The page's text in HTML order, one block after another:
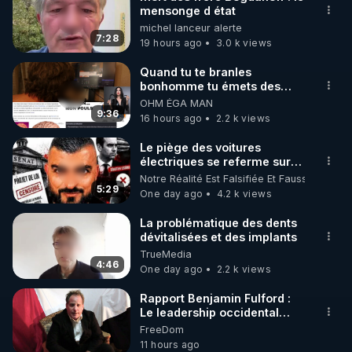
🌱 INSTAGRAM
https://www.instagram.com/rdlr_thierrycasasnovas/
http://rgnr.li/instagram
🌱 LA NEWSLETTER
Pour ne pas rater l’actualité RGNR (stages,
http://rgnr.li/news
🌱 VIDÉOS NON CENSURÉES SUR ODYSEE
Toutes les vidéos Youtube sont aussi sur la
http://rgnr.li/odysee
🌱 LES STAGES EN PRÉSENTIEL
http://rgnr.li/stages
7:28
mensonge d état
michel lanceur alerte
19 hours ago
3.0 k views
9:36
Quand tu te branles
bonhomme tu émets des
ondes ils ont juste omis de
t'expliquer
OHM ÉGA MAN
16 hours ago
2.2 k views
5:29
Le piège des voitures
électriques se referme sur
les usagers !
Notre Réalité Est Falsifiée Et Fausse
One day ago
4.2 k views
4:46
La problématique des dents
dévitalisées et des implants
TrueMedia
One day ago
2.2 k views
Rapport Benjamin Fulford :
Le leadership occidental
dysfonctionnel s’enfonce
dans une spirale infernale
FreeDom
11 hours ago